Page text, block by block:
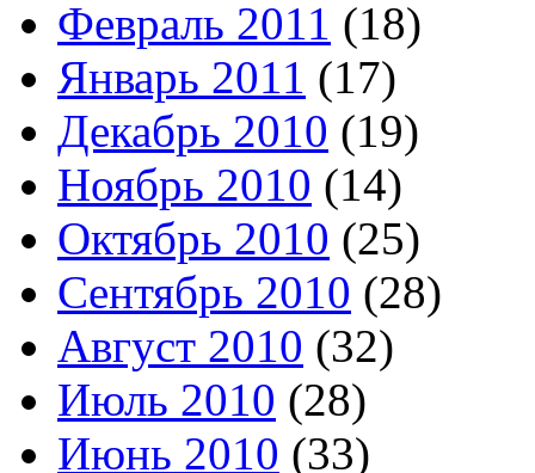
Февраль 2011 (18)
Январь 2011 (17)
Декабрь 2010 (19)
Ноябрь 2010 (14)
Октябрь 2010 (25)
Сентябрь 2010 (28)
Август 2010 (32)
Июль 2010 (28)
Июнь 2010 (33)